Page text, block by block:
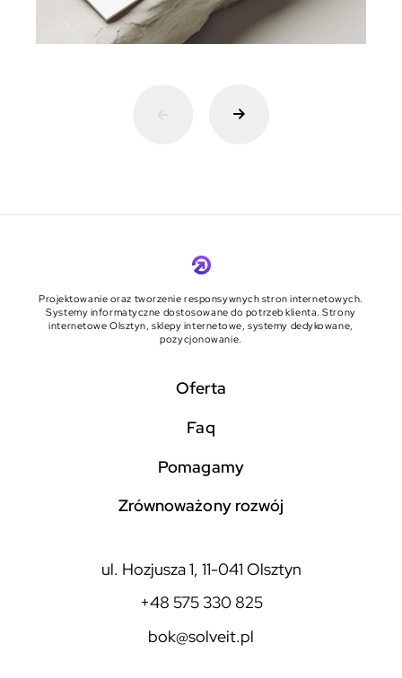
Projektowanie oraz tworzenie responsywnych stron internetowych.
Systemy informatyczne dostosowane do potrzeb klienta. Strony
internetowe Olsztyn, sklepy internetowe, systemy dedykowane,
pozycjonowanie.
Oferta
faq
pomagamy
zrównoważony rozwój
ul. Hozjusza 1, 11-041 Olsztyn
+48 575 330 825
bok@solveit.pl